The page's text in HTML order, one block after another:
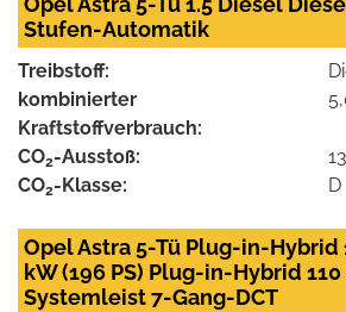
Stufen-Automatik
Treibstoff:
kombinierter
Kraftstoffverbrauch:
CO2-Ausstoß:
CO2-Klasse: D
Opel Astra 5-Tü Plug-in-Hybrid
kW (196 PS) Plug-in-Hybrid
Systemleist 7-Gang-DCT